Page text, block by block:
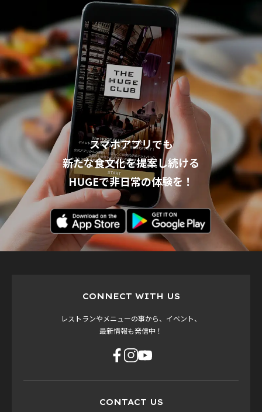
スマホアプリでも
新たな食文化を提案し続ける
HUGEで非日常の体験を！
CONNECT WITH US
レストランやメニューの事から、イベント、
最新情報も発信中！
CONTACT US